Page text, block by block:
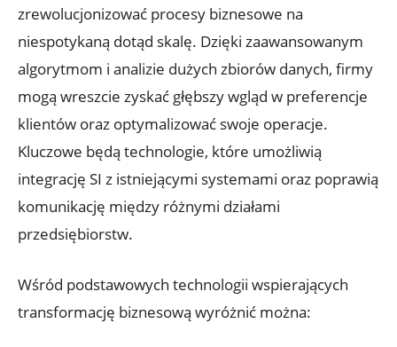
zrewolucjonizować procesy biznesowe na
niespotykaną dotąd skalę. Dzięki zaawansowanym
algorytmom i analizie dużych zbiorów danych, firmy
mogą wreszcie zyskać głębszy wgląd w preferencje
klientów oraz optymalizować swoje operacje.
Kluczowe będą technologie, które umożliwią
integrację SI z istniejącymi systemami oraz poprawią
komunikację między różnymi działami
przedsiębiorstw.
Wśród podstawowych technologii wspierających
transformację biznesową wyróżnić można: